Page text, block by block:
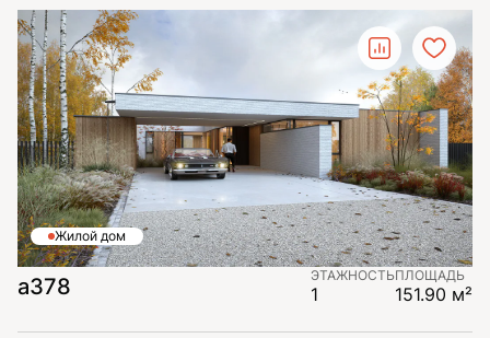
Жилой дом
а378 ЭТАЖНОСТЬ
1
ПЛОЩАДЬ
151.90 м²